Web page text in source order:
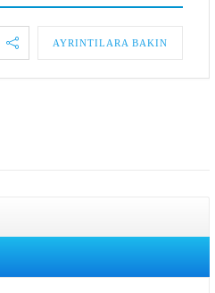
AYRINTILARA BAKIN